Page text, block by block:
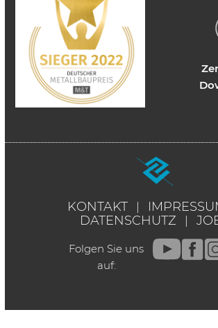
KONTAKT
DATENSCHUTZ
Folgen Sie uns
auf: